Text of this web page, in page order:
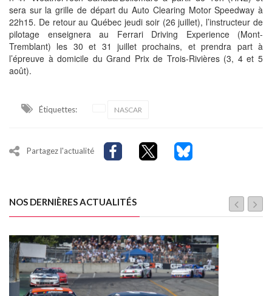
sera sur la grille de départ du Auto Clearing Motor Speedway à
22h15. De retour au Québec jeudi soir (26 juillet), l’instructeur de
pilotage enseignera au Ferrari Driving Experience (Mont-
Tremblant) les 30 et 31 juillet prochains, et prendra part à
l’épreuve à domicile du Grand Prix de Trois-Rivières (3, 4 et 5
août).
Étiquettes: NASCAR
Partagez l'actualité
NOS DERNIÈRES ACTUALITÉS